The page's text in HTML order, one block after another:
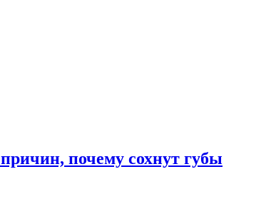
почему сохнут губы